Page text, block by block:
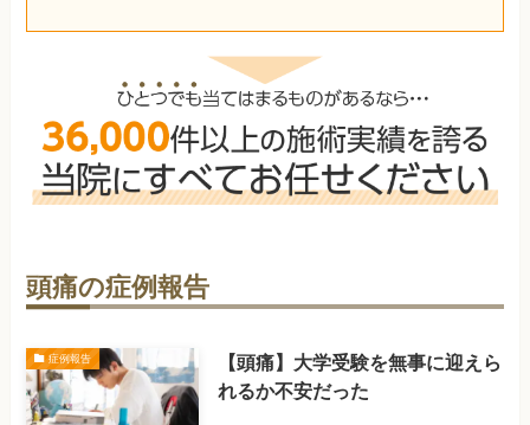
頭痛の症例報告
症例報告
【頭痛】大学受験を無事に迎えら
れるか不安だった